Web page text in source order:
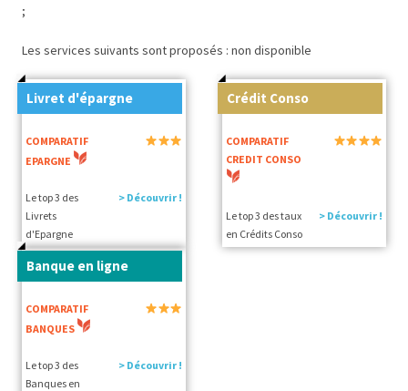
;
Les services suivants sont proposés : non disponible
Livret d'épargne
COMPARATIF
EPARGNE
Le top 3 des
Livrets
d'Epargne
> Découvrir !
Crédit Conso
COMPARATIF
CREDIT CONSO
Le top 3 des taux
en Crédits Conso
> Découvrir !
Banque en ligne
COMPARATIF
BANQUES
Le top 3 des
Banques en
> Découvrir !